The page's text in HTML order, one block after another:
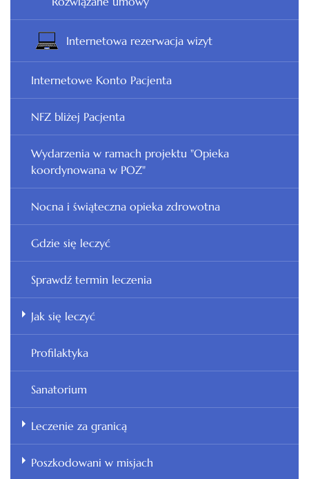
Internetowa rezerwacja wizyt
Internetowe Konto Pacjenta
NFZ bliżej Pacjenta
Wydarzenia w ramach projektu "Opieka
koordynowana w POZ"
Nocna i świąteczna opieka zdrowotna
Gdzie się leczyć
Sprawdź termin leczenia
Jak się leczyć
Profilaktyka
Sanatorium
Leczenie za granicą
Poszkodowani w misjach